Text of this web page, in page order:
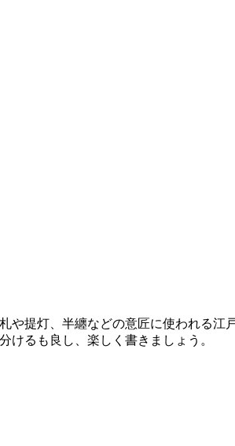
提灯、半纏などの意匠に使われる江
けるも良し、楽しく書きましょう。